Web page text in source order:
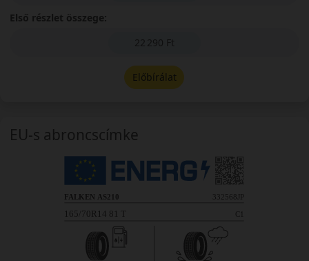
Első részlet összege:
22 290 Ft
Előbírálat
EU-s abroncscímke